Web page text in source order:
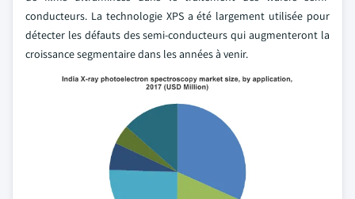
conducteurs. La technologie XPS a été largement utilisée pour
détecter les défauts des semi-conducteurs qui augmenteront la
croissance segmentaire dans les années à venir.